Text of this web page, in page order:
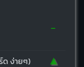
-
ด ง่ายๆ) ▲